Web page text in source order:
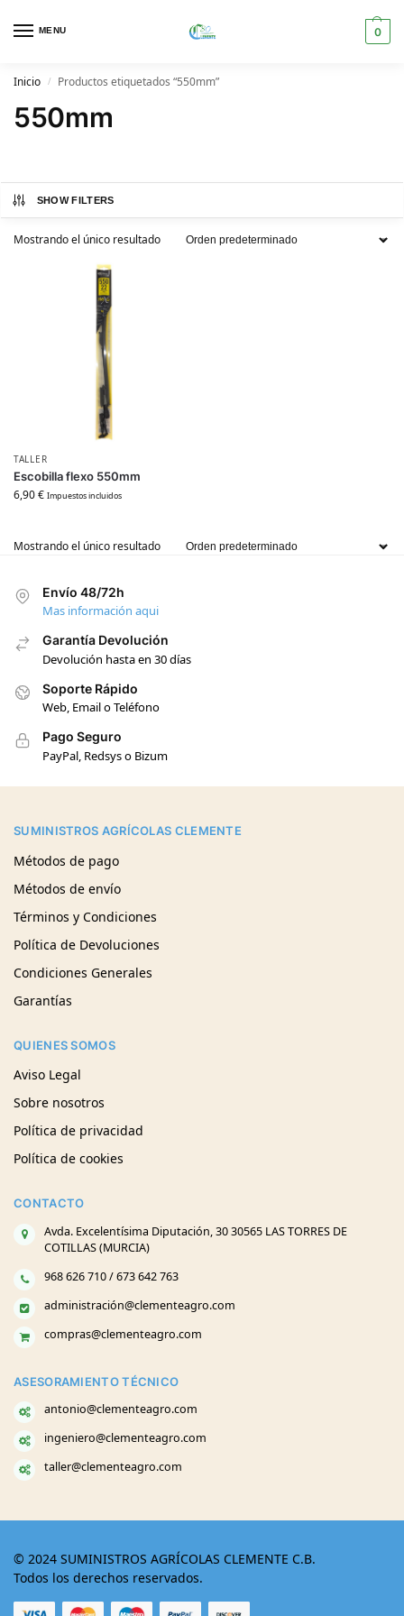
MENU 0
Inicio / Productos etiquetados “550mm”
550mm
SHOW FILTERS
Mostrando el único resultado
TALLER
Escobilla flexo 550mm
6,90€ Impuestos incluidos
Mostrando el único resultado
Envío 48/72h
Mas información aqui
Garantía Devolución
Devolución hasta en 30 días
Soporte Rápido
Web, Email o Teléfono
Pago Seguro
PayPal, Redsys o Bizum
SUMINISTROS AGRÍCOLAS CLEMENTE
Métodos de pago
Métodos de envío
Términos y Condiciones
Política de Devoluciones
Condiciones Generales
Garantías
QUIENES SOMOS
Aviso Legal
Sobre nosotros
Política de privacidad
Política de cookies
CONTACTO
Avda. Excelentísima Diputación, 30 30565 LAS TORRES DE
COTILLAS (MURCIA)
968 626 710 / 673 642 763
administración@clementeagro.com
compras@clementeagro.com
ASESORAMIENTO TÉCNICO
antonio@clementeagro.com
ingeniero@clementeagro.com
taller@clementeagro.com
© 2024 SUMINISTROS AGRÍCOLAS CLEMENTE C.B.
Todos los derechos reservados.